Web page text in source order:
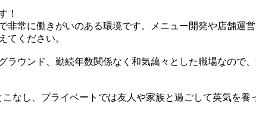
！
常に働きがいのある環境です。メニュー開発や店舗運
てください。
ウンド、勤続年数関係なく和気藹々とした職場なので
なし、プライベートでは友人や家族と過ごして英気を養